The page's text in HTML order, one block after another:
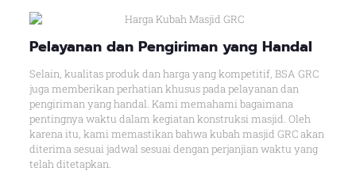
Pelayanan dan Pengiriman yang Handal
Selain, kualitas produk dan harga yang kompetitif, BSA GRC
juga memberikan perhatian khusus pada pelayanan dan
pengiriman yang handal. Kami memahami bagaimana
pentingnya waktu dalam kegiatan konstruksi masjid. Oleh
karena itu, kami memastikan bahwa kubah masjid GRC akan
diterima sesuai jadwal sesuai dengan perjanjian waktu yang
telah ditetapkan.